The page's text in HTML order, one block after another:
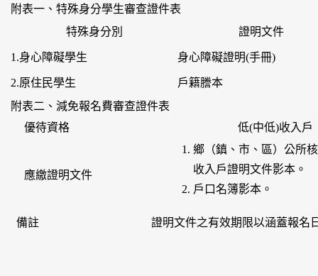
附表一、特殊身分學生審查證件表
特殊身分別
證明文件
1.身心障礙學生 身心障礙證明(手冊)
2.原住民學生
戶籍謄本
附表二、減免報名費審查證件表
優待資格
低(中低)收入戶
應繳證明文件
鄉（鎮、市、區）公所
收入戶證明文件影本。
戶口名簿影本。
備註 證明文件之有效期限以涵蓋報名